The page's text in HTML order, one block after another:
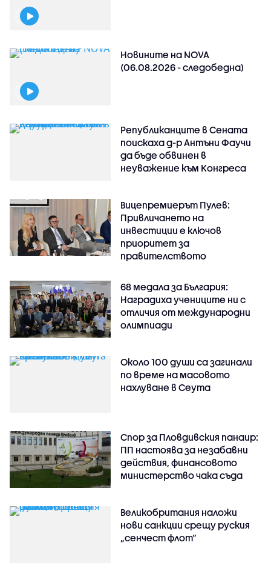
Новините на NOVA
(06.08.2026 - следобедна)
Републиканците в Сената
поискаха д-р Антъни Фаучи
да бъде обвинен в
неуважение към Конгреса
Вицепремиерът Пулев:
Привличането на
инвестиции е ключов
приоритет за
правителството
68 медала за България:
Наградиха учениците ни с
отличия от международни
олимпиади
Около 100 души са загинали
по време на масовото
нахлуване в Сеута
Спор за Пловдивския панаир:
ПП настоява за незабавни
действия, финансовото
министерство чака съда
Великобритания наложи
нови санкции срещу руския
„сенчест флот“